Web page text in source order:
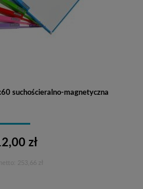
suchościeralno-magnetyczna
zł
253,66 zł